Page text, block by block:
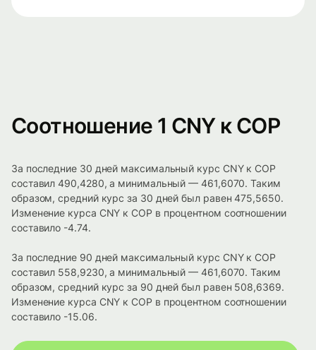
Соотношение 1 CNY к COP
За последние 30 дней максимальный курс CNY к COP
составил 490,4280, а минимальный — 461,6070. Таким
образом, средний курс за 30 дней был равен 475,5650.
Изменение курса CNY к COP в процентном соотношении
составило -4.74.
За последние 90 дней максимальный курс CNY к COP
составил 558,9230, а минимальный — 461,6070. Таким
образом, средний курс за 90 дней был равен 508,6369.
Изменение курса CNY к COP в процентном соотношении
составило -15.06.